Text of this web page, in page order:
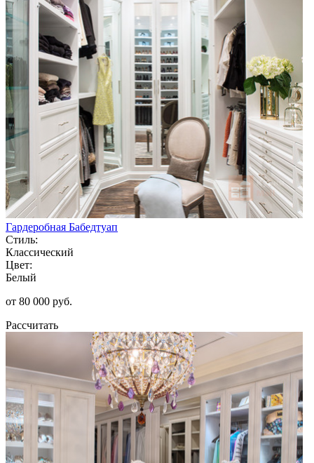
Гардеробная Бабедтуап
Стиль:
Классический
Цвет:
Белый
от 80 000 руб.
Рассчитать